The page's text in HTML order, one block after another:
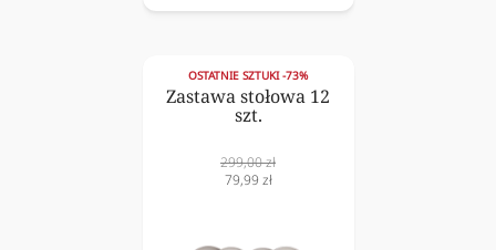
OSTATNIE SZTUKI -73%
Zastawa stołowa 12
szt.
Cena
normalna
299,00 zł
Cena
79,99 zł